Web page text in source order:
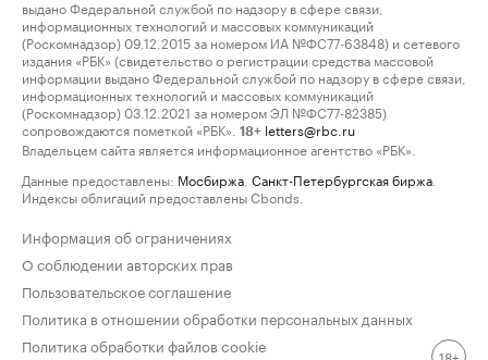
выдано Федеральной службой по надзору в сфере связи,
информационных технологий и массовых коммуникаций
(Роскомнадзор) 09.12.2015 за номером ИА №ФС77-63848) и сетевого
издания «РБК» (свидетельство о регистрации средства массовой
информации выдано Федеральной службой по надзору в сфере связи,
информационных технологий и массовых коммуникаций
(Роскомнадзор) 03.12.2021 за номером ЭЛ №ФС77-82385)
сопровождаются пометкой «РБК».
18+ letters@rbc.ru
Владельцем сайта является информационное агентство «РБК».
Данные предоставлены: Мосбиржа Санкт-Петербургская биржа
Индексы облигаций предоставлены Cbonds.
Информация об ограничениях
О соблюдении авторских прав
Пользовательское соглашение
Политика в отношении обработки персональных данных
Политика обработки файлов cookie